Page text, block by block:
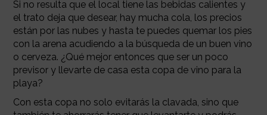
Si no resulta que el local tiene las bebidas calientes y
el trato deja que desear, hay mucha cola, los precios
están por las nubes y hasta te puedes quemar los pies
con la arena acudiendo a la búsqueda de un buen vino
o cerveza. ¿Qué mejor entonces que ser un poco
previsor y llevarte de casa esta copa de vino para la
playa?
Con esta copa no solo evitarás la clavada, sino que